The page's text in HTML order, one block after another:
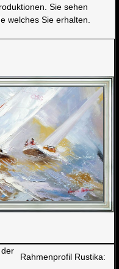
Sie sehen
welches Sie erhalten.
Rahmenprofil Rustika: